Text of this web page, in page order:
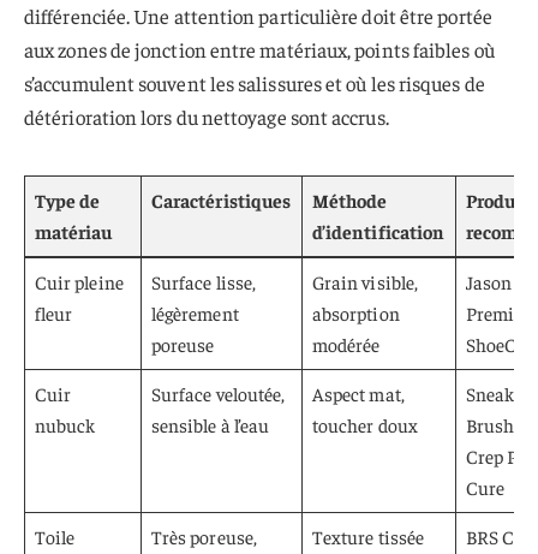
différenciée. Une attention particulière doit être portée
aux zones de jonction entre matériaux, points faibles où
s’accumulent souvent les salissures et où les risques de
détérioration lors du nettoyage sont accrus.
Type de
matériau
Caractéristiques
Méthode
d’identification
Produits
Cuir pleine
fleur
Surface lisse,
légèrement
poreuse
Grain visible,
absorption
modérée
Jason
Cuir
nubuck
Surface veloutée,
sensible à l’eau
Aspect mat,
toucher doux
Sneaker
Brush
Crep
Cure
Toile
Très poreuse,
Texture tissée
BRS